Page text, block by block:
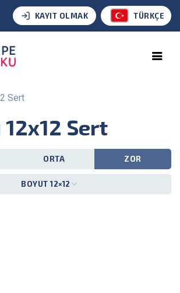
KAYIT OLMAK TÜRKÇE
Sert
12x12 Sert
ORTA ZOR
BOYUT 12×12